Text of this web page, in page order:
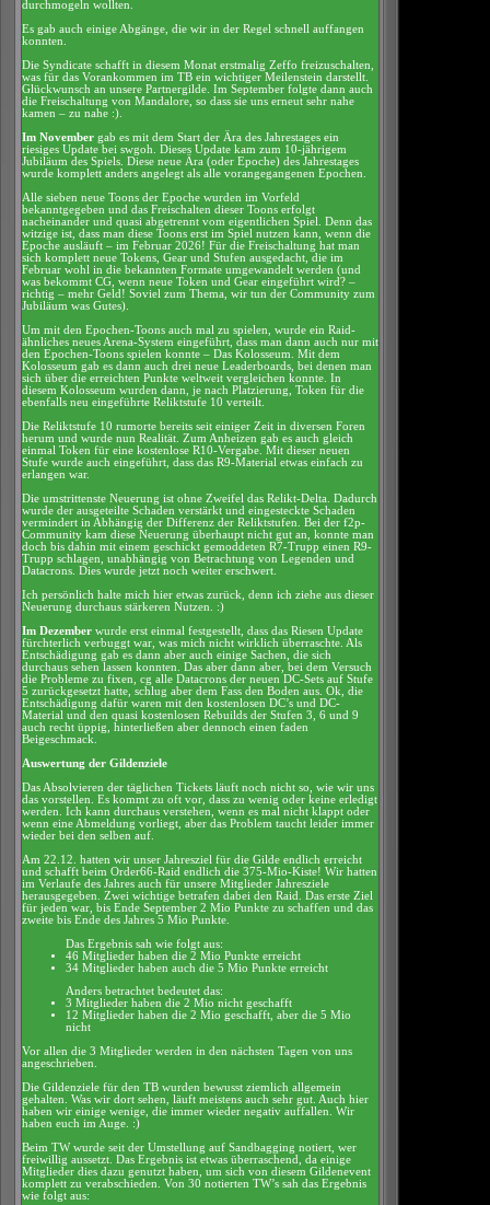
durchmogeln wollten.
Es gab auch einige Abgänge, die wir in der Regel schnell auffangen
konnten.
Die Syndicate schafft in diesem Monat erstmalig Zeffo freizuschalten,
was für das Vorankommen im TB ein wichtiger Meilenstein darstellt.
Glückwunsch an unsere Partnergilde. Im September folgte dann auch
die Freischaltung von Mandalore, so dass sie uns erneut sehr nahe
kamen – zu nahe :).
Im November gab es mit dem Start der Ära des Jahrestages ein
riesiges Update bei swgoh. Dieses Update kam zum 10-jährigem
Jubiläum des Spiels. Diese neue Ära (oder Epoche) des Jahrestages
wurde komplett anders angelegt als alle vorangegangenen Epochen.
Alle sieben neue Toons der Epoche wurden im Vorfeld
bekanntgegeben und das Freischalten dieser Toons erfolgt
nacheinander und quasi abgetrennt vom eigentlichen Spiel. Denn das
witzige ist, dass man diese Toons erst im Spiel nutzen kann, wenn die
Epoche ausläuft – im Februar 2026! Für die Freischaltung hat man
sich komplett neue Tokens, Gear und Stufen ausgedacht, die im
Februar wohl in die bekannten Formate umgewandelt werden (und
was bekommt CG, wenn neue Token und Gear eingeführt wird? –
richtig – mehr Geld! Soviel zum Thema, wir tun der Community zum
Jubiläum was Gutes).
Um mit den Epochen-Toons auch mal zu spielen, wurde ein Raid-
ähnliches neues Arena-System eingeführt, dass man dann auch nur mit
den Epochen-Toons spielen konnte – Das Kolosseum. Mit dem
Kolosseum gab es dann auch drei neue Leaderboards, bei denen man
sich über die erreichten Punkte weltweit vergleichen konnte. In
diesem Kolosseum wurden dann, je nach Platzierung, Token für die
ebenfalls neu eingeführte Reliktstufe 10 verteilt.
Die Reliktstufe 10 rumorte bereits seit einiger Zeit in diversen Foren
herum und wurde nun Realität. Zum Anheizen gab es auch gleich
einmal Token für eine kostenlose R10-Vergabe. Mit dieser neuen
Stufe wurde auch eingeführt, dass das R9-Material etwas einfach zu
erlangen war.
Die umstrittenste Neuerung ist ohne Zweifel das Relikt-Delta. Dadurch
wurde der ausgeteilte Schaden verstärkt und eingesteckte Schaden
vermindert in Abhängig der Differenz der Reliktstufen. Bei der f2p-
Community kam diese Neuerung überhaupt nicht gut an, konnte man
doch bis dahin mit einem geschickt gemoddeten R7-Trupp einen R9-
Trupp schlagen, unabhängig von Betrachtung von Legenden und
Datacrons. Dies wurde jetzt noch weiter erschwert.
Ich persönlich halte mich hier etwas zurück, denn ich ziehe aus dieser
Neuerung durchaus stärkeren Nutzen. :)
Im Dezember wurde erst einmal festgestellt, dass das Riesen Update
fürchterlich verbuggt war, was mich nicht wirklich überraschte. Als
Entschädigung gab es dann aber auch einige Sachen, die sich
durchaus sehen lassen konnten. Das aber dann aber, bei dem Versuch
die Probleme zu fixen, cg alle Datacrons der neuen DC-Sets auf Stufe
5 zurückgesetzt hatte, schlug aber dem Fass den Boden aus. Ok, die
Entschädigung dafür waren mit den kostenlosen DC’s und DC-
Material und den quasi kostenlosen Rebuilds der Stufen 3, 6 und 9
auch recht üppig, hinterließen aber dennoch einen faden
Beigeschmack.
Auswertung der Gildenziele
Das Absolvieren der täglichen Tickets läuft noch nicht so, wie wir uns
das vorstellen. Es kommt zu oft vor, dass zu wenig oder keine erledigt
werden. Ich kann durchaus verstehen, wenn es mal nicht klappt oder
wenn eine Abmeldung vorliegt, aber das Problem taucht leider immer
wieder bei den selben auf.
Am 22.12. hatten wir unser Jahresziel für die Gilde endlich erreicht
und schafft beim Order66-Raid endlich die 375-Mio-Kiste! Wir hatten
im Verlaufe des Jahres auch für unsere Mitglieder Jahresziele
herausgegeben. Zwei wichtige betrafen dabei den Raid. Das erste Ziel
für jeden war, bis Ende September 2 Mio Punkte zu schaffen und das
zweite bis Ende des Jahres 5 Mio Punkte.
Das Ergebnis sah wie folgt aus:
46 Mitglieder haben die 2 Mio Punkte erreicht
34 Mitglieder haben auch die 5 Mio Punkte erreicht
Anders betrachtet bedeutet das:
3 Mitglieder haben die 2 Mio nicht geschafft
12 Mitglieder haben die 2 Mio geschafft, aber die 5 Mio
nicht
Vor allen die 3 Mitglieder werden in den nächsten Tagen von uns
angeschrieben.
Die Gildenziele für den TB wurden bewusst ziemlich allgemein
gehalten. Was wir dort sehen, läuft meistens auch sehr gut. Auch hier
haben wir einige wenige, die immer wieder negativ auffallen. Wir
haben euch im Auge. :)
Beim TW wurde seit der Umstellung auf Sandbagging notiert, wer
freiwillig aussetzt. Das Ergebnis ist etwas überraschend, da einige
Mitglieder dies dazu genutzt haben, um sich von diesem Gildenevent
komplett zu verabschieden. Von 30 notierten TW’s sah das Ergebnis
wie folgt aus: